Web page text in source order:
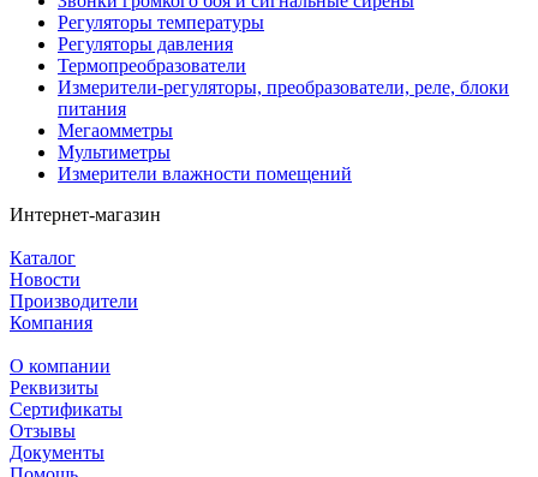
Регуляторы температуры
Регуляторы давления
Термопреобразователи
Измерители-регуляторы, преобразователи, реле, блоки
питания
Мегаомметры
Мультиметры
Измерители влажности помещений
Интернет-магазин
Каталог
Новости
Производители
Компания
О компании
Реквизиты
Сертификаты
Отзывы
Документы